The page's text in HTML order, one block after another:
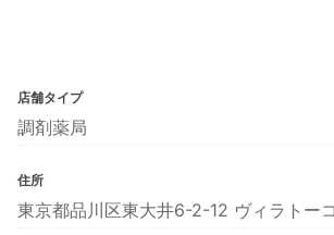
店舗タイプ
調剤薬局
住所
東京都品川区東大井6-2-12 ヴィラトー